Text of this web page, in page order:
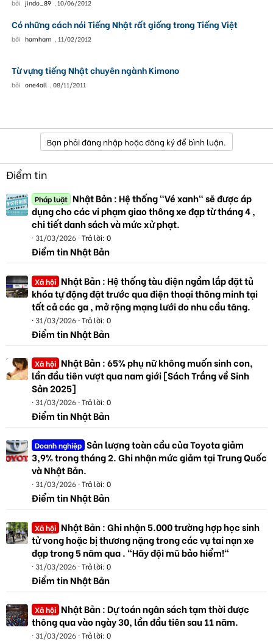
bởi jindo_89 , 10/06/2012
Có những cách nói Tiếng Nhật rất giống trong Tiếng Việt
bởi hamham , 11/02/2012
Từ vựng tiếng Nhật chuyên ngành Kimono
bởi one4all , 08/11/2011
Bạn phải đăng nhập hoặc đăng ký để bình luận.
Điểm tin
Pháp luật Nhật Bản : Hệ thống "Vé xanh" sẽ được áp
dụng cho các vi phạm giao thông xe đạp từ tháng 4 ,
chi tiết danh sách và mức xử phạt.
31/03/2026 Trả lời: 0
Điểm tin Nhật Bản
Xã hội Nhật Bản : Hệ thống tàu điện ngầm lắp đặt tủ
khóa tự động đặt trước qua điện thoại thông minh tại
tất cả các ga , mở rộng mạng lưới do nhu cầu tăng.
31/03/2026 Trả lời: 0
Điểm tin Nhật Bản
Xã hội Nhật Bản : 65% phụ nữ không muốn sinh con,
lần đầu tiên vượt qua nam giới [Sách Trắng về Sinh
Sản 2025]
31/03/2026 Trả lời: 0
Điểm tin Nhật Bản
Doanh nghiệp Sản lượng toàn cầu của Toyota giảm
3,9% trong tháng 2. Ghi nhận mức giảm tại Trung Quốc
và Nhật Bản.
31/03/2026 Trả lời: 0
Điểm tin Nhật Bản
Xã hội Nhật Bản : Ghi nhận 5.000 trường hợp học sinh
tử vong hoặc bị thương nặng trong các vụ tai nạn xe
đạp trong 5 năm qua . "Hãy đội mũ bảo hiểm!"
31/03/2026 Trả lời: 0
Điểm tin Nhật Bản
Xã hội Nhật Bản : Dự toán ngân sách tạm thời được
thông qua vào ngày 30, lần đầu tiên sau 11 năm.
31/03/2026 Trả lời: 0